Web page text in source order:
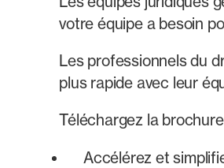
votre équipe a besoin
Les professionnels du
plus rapide avec leur
Téléchargez la
Accélérez et